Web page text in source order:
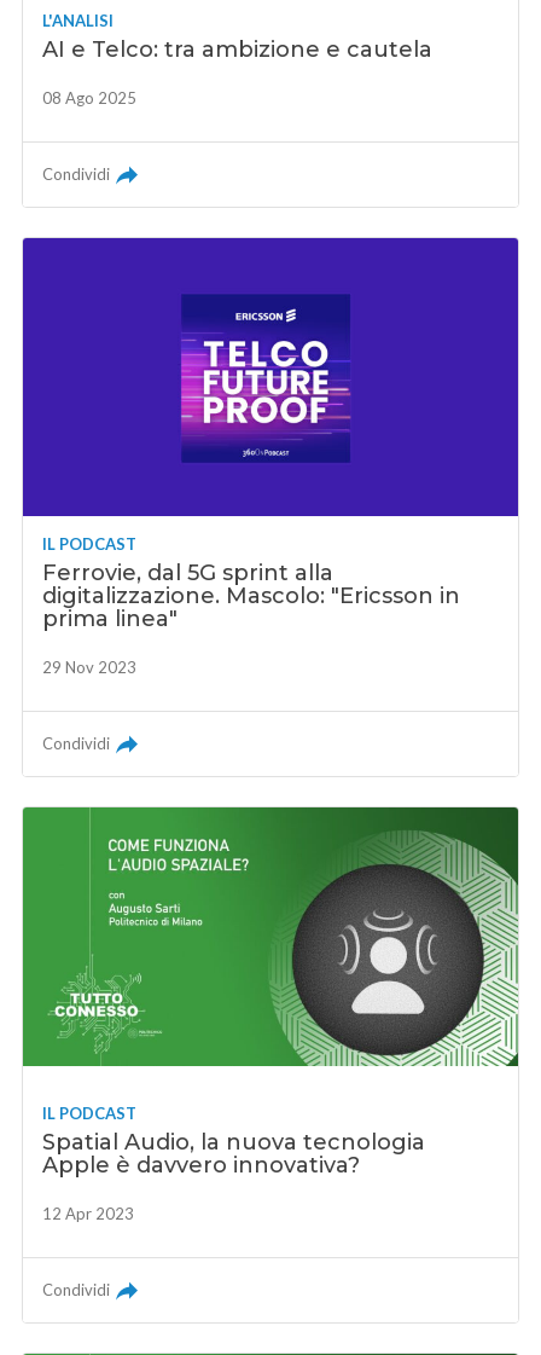
L'ANALISI
AI e Telco: tra ambizione e cautela
08 Ago 2025
Condividi
IL PODCAST
Ferrovie, dal 5G sprint alla
digitalizzazione. Mascolo: "Ericsson in
prima linea"
29 Nov 2023
Condividi
IL PODCAST
Spatial Audio, la nuova tecnologia
Apple è davvero innovativa?
12 Apr 2023
Condividi